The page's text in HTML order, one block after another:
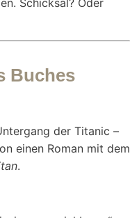
Schicksal? Oder
Buches
der Titanic –
einen Roman mit dem
.